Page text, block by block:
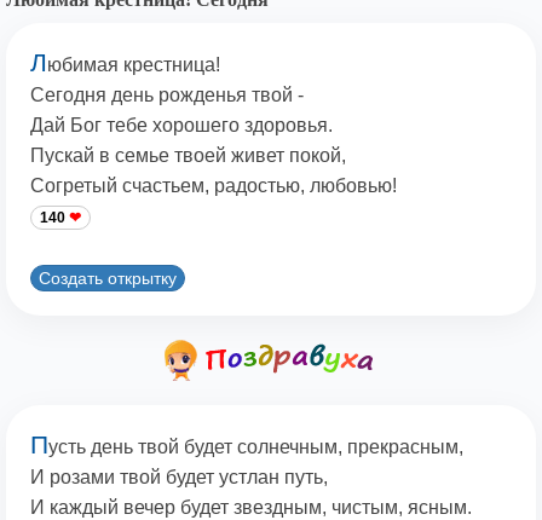
Любимая крестница!
Сегодня день рожденья твой -
Дай Бог тебе хорошего здоровья.
Пускай в семье твоей живет покой,
Согретый счастьем, радостью, любовью!
140
Создать открытку
Пусть день твой будет солнечным, прекрасным,
И розами твой будет устлан путь,
И каждый вечер будет звездным, чистым, ясным.